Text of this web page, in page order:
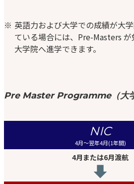
英語力および大学での成績が大
ている場合には、Pre-Masters
大学院へ進学できます。
Pre Master Programme（大学
NIC
4月〜翌年4月(1年間)
4月または6月渡航